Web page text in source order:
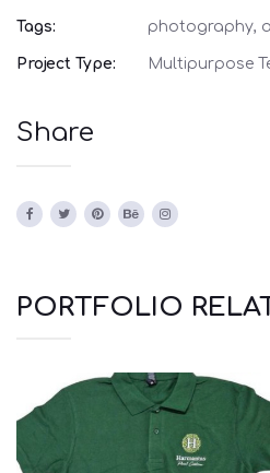
Tags: photography,
Project Type: Multipurpose
Share
PORTFOLIO